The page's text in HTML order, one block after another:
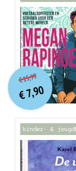
€15,99prijs
was:
€ 15,99.
€7,90
Huidige
prijs
is:
€ 7,90.
kinder- &